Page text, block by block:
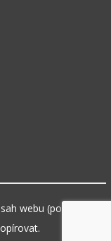
webu (pokud není